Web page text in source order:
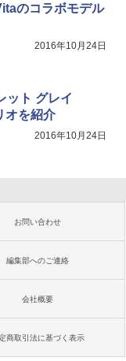
のコラボモデル
2016年10月24日
ット グレイ
オを紹介
2016年10月24日
お問い合わせ
編集部へのご連絡
会社概要
商取引法に基づく表示